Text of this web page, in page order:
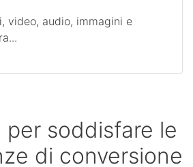
video, audio, immagini e
per soddisfare le
di conversione